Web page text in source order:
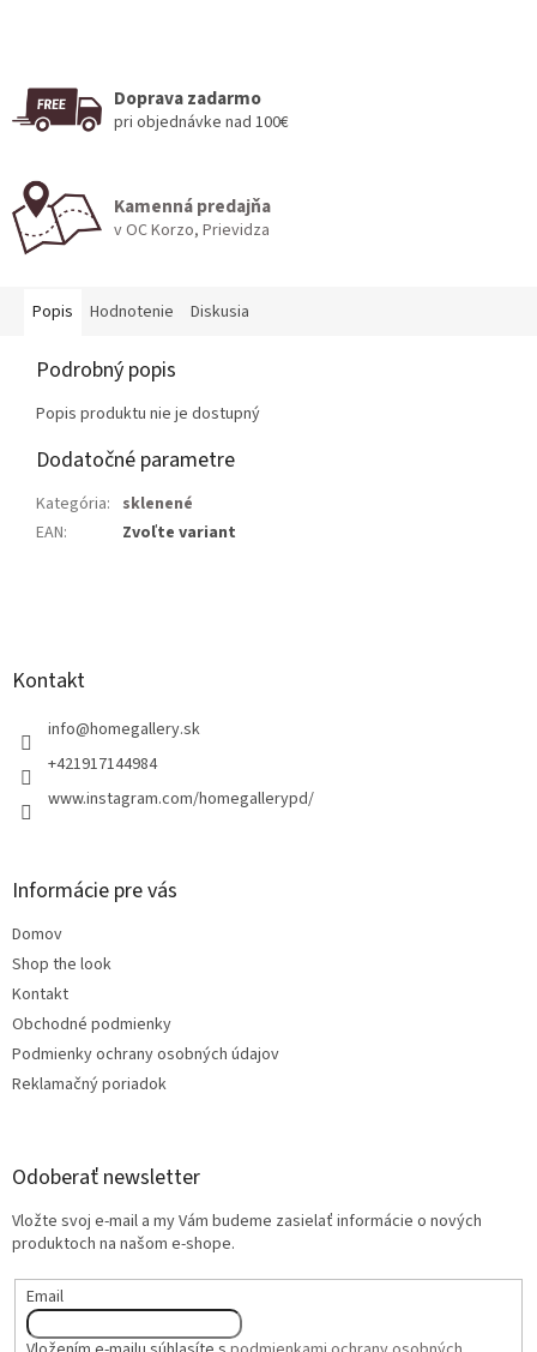
Doprava zadarmo
pri objednávke nad 100€
Kamenná predajňa
v OC Korzo, Prievidza
Popis Hodnotenie Diskusia
Podrobný popis
Popis produktu nie je dostupný
Dodatočné parametre
Kategória: sklenené
EAN: Zvoľte variant
Kontakt
info@homegallery.sk
+421917144984
www.instagram.com/homegallerypd/
Informácie pre vás
Domov
Shop the look
Kontakt
Obchodné podmienky
Podmienky ochrany osobných údajov
Reklamačný poriadok
Odoberať newsletter
Vložte svoj e-mail a my Vám budeme zasielať informácie o nových
produktoch na našom e-shope.
Email